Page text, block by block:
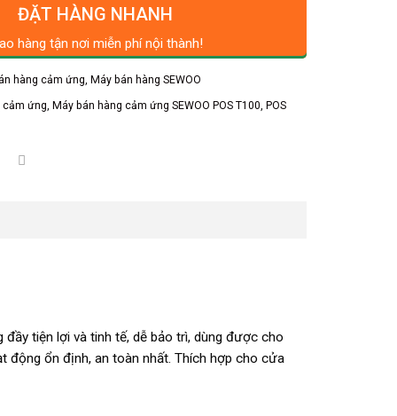
ĐẶT HÀNG NHANH
hàng tận nơi miễn phí nội thành!
hàng cảm ứng, Máy bán hàng SEWOO
cảm ứng, Máy bán hàng cảm ứng SEWOO POS T100, POS
tiện lợi và tinh tế, dễ bảo trì, dùng được cho
động ổn định, an toàn nhất. Thích hợp cho cửa